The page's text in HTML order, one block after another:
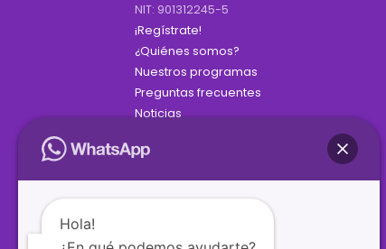
NIT: 901312245-5
¡Regístrate!
¿Quiénes somos?
Nuestros programas
Preguntas frecuentes
Noticias
Hola!